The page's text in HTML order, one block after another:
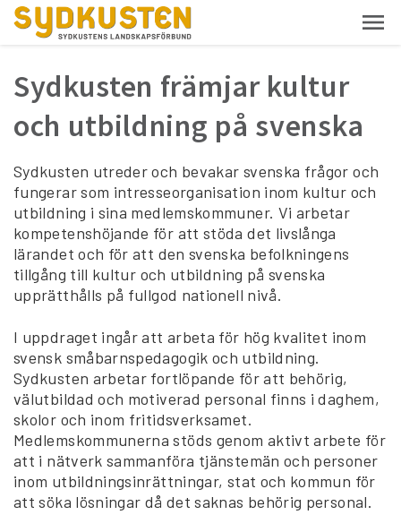
Sydkusten främjar kultur
och utbildning på svenska
Sydkusten utreder och bevakar svenska frågor och
fungerar som intresseorganisation inom kultur och
utbildning i sina medlemskommuner. Vi arbetar
kompetenshöjande för att stöda det livslånga
lärandet och för att den svenska befolkningens
tillgång till kultur och utbildning på svenska
upprätthålls på fullgod nationell nivå.
I uppdraget ingår att arbeta för hög kvalitet inom
svensk småbarnspedagogik och utbildning.
Sydkusten arbetar fortlöpande för att behörig,
välutbildad och motiverad personal finns i daghem,
skolor och inom fritidsverksamet.
Medlemskommunerna stöds genom aktivt arbete för
att i nätverk sammanföra tjänstemän och personer
inom utbildningsinrättningar, stat och kommun för
att söka lösningar då det saknas behörig personal.